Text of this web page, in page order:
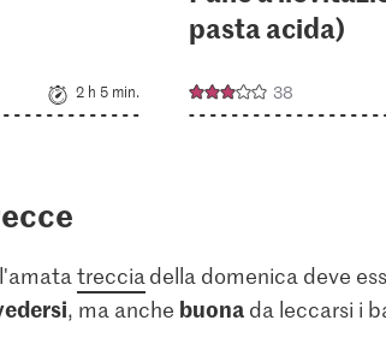
2 h 5 min.
pasta acida)
38
treccia della domenica deve
, ma anche buonada leccarsi i